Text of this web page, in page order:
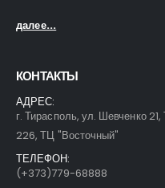
далее...
КОНТАКТЫ
АДРЕС:
г. Тирасполь, ул. Шевченко
226, ТЦ "Восточный"
ТЕЛЕФОН:
(+373)779-68888